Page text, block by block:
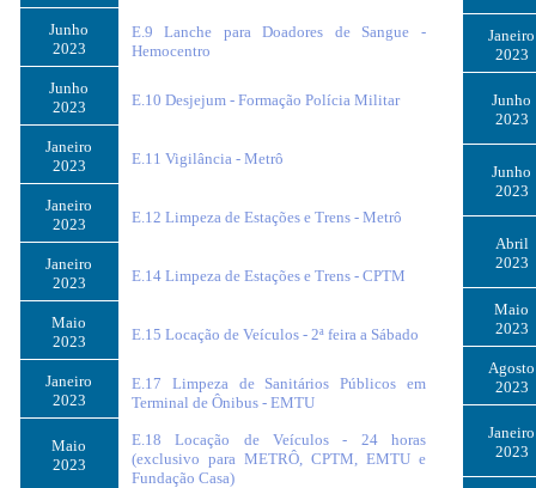
Junho
2023
E.9 Lanche para Doadores de Sangue -
Hemocentro
Junho
2023
E.10 Desjejum - Formação Polícia Militar
Janeiro
2023
E.11 Vigilância - Metrô
Janeiro
2023
E.12 Limpeza de Estações e Trens - Metrô
Janeiro
2023
E.14 Limpeza de Estações e Trens - CPTM
Maio
2023
E.15 Locação de Veículos - 2ª feira a Sábado
Janeiro
2023
E.17 Limpeza de Sanitários Públicos em
Terminal de Ônibus - EMTU
Maio
2023
E.18 Locação de Veículos - 24 horas
(exclusivo para METRÔ, CPTM, EMTU e
Fundação Casa)
Janeiro
2023
Junho
2023
Junho
2023
Abril
2023
Maio
2023
Agosto
2023
Janeiro
2023